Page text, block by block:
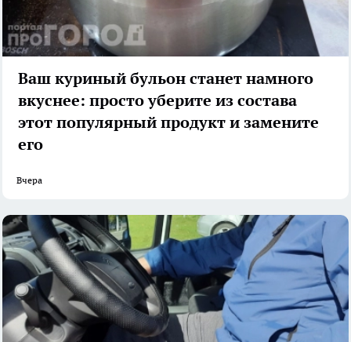
Ваш куриный бульон станет намного
вкуснее: просто уберите из состава
этот популярный продукт и замените
его
Вчера